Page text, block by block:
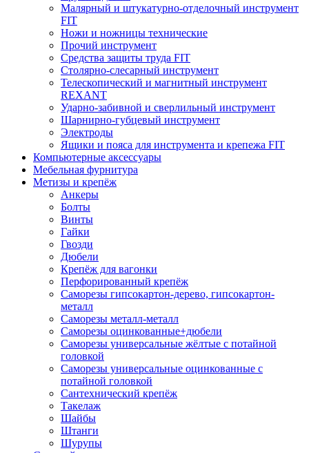
Малярный и штукатурно-отделочный инструмент
FIT
Ножи и ножницы технические
Прочий инструмент
Средства защиты труда FIT
Столярно-слесарный инструмент
Телескопический и магнитный инструмент
REXANT
Ударно-забивной и сверлильный инструмент
Шарнирно-губцевый инструмент
Электроды
Ящики и пояса для инструмента и крепежа FIT
Компьютерные аксессуары
Мебельная фурнитура
Метизы и крепёж
Анкеры
Болты
Винты
Гайки
Гвозди
Дюбели
Крепёж для вагонки
Перфорированный крепёж
Саморезы гипсокартон-дерево, гипсокартон-
металл
Саморезы металл-металл
Саморезы оцинкованные+дюбели
Саморезы универсальные жёлтые с потайной
головкой
Саморезы универсальные оцинкованные с
потайной головкой
Сантехнический крепёж
Такелаж
Шайбы
Штанги
Шурупы